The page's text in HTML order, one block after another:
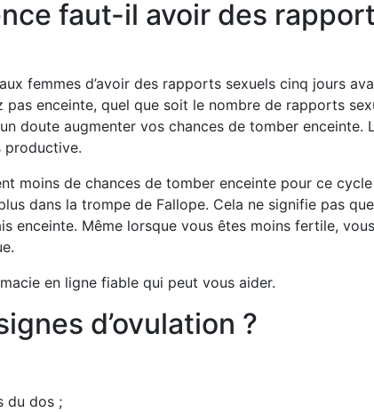
faut-il avoir des
femmes d’avoir des rapports sexuels cinq jours
pas enceinte, quel que soit le nombre de rapports
doute augmenter vos chances de tomber
productive.
moins de chances de tomber enceinte pour ce
dans la trompe de Fallope. Cela ne signifie pas
enceinte. Même lorsque vous êtes moins fertile,
en ligne fiable qui peut vous aider.
d’ovulation ?
du dos ;